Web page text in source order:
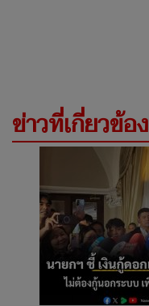
ข่าวที่เกี่ยวข้อง